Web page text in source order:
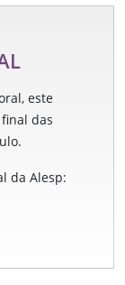
este
das
da Alesp: